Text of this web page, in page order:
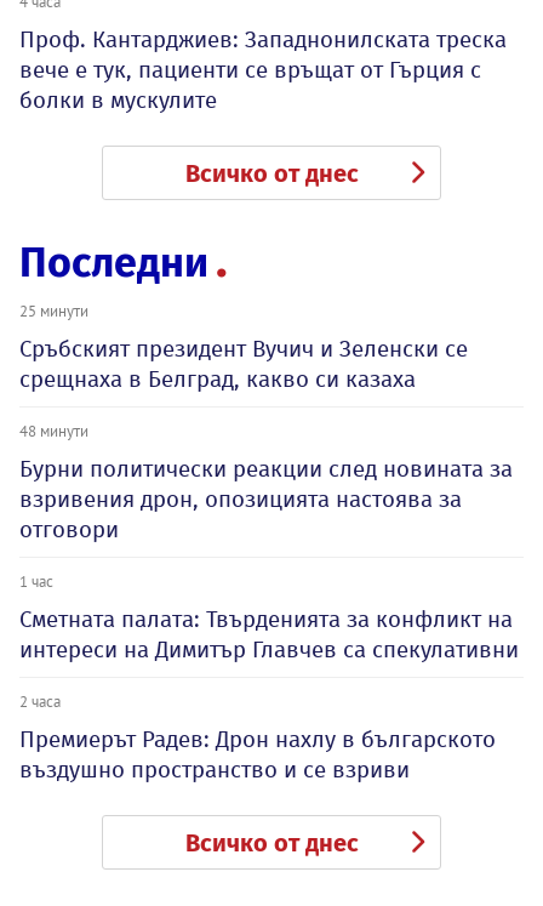
Проф. Кантарджиев: Западнонилската треска
вече е тук, пациенти се връщат от Гърция с
болки в мускулите
Всичко от днес
Последни
25 минути
Сръбският президент Вучич и Зеленски се
срещнаха в Белград, какво си казаха
48 минути
Бурни политически реакции след новината за
взривения дрон, опозицията настоява за
отговори
1 час
Сметната палата: Твърденията за конфликт на
интереси на Димитър Главчев са спекулативни
2 часа
Премиерът Радев: Дрон нахлу в българското
въздушно пространство и се взриви
Всичко от днес